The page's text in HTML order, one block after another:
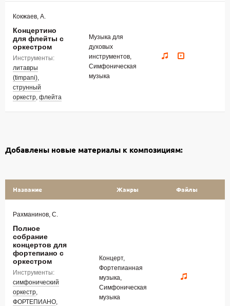
Кокжаев, А.
Концертино
для флейты с
оркестром
Инструменты:
литавры
(timpani),
струнный
оркестр, флейта
Музыка для
духовых
инструментов,
Симфоническая
музыка
Добавлены новые материалы к композициям:
Название Жанры Файлы
Рахманинов, С.
Полное
собрание
концертов для
фортепиано с
оркестром
Инструменты:
симфонический
оркестр,
ФОРТЕПИАНО,
Концерт,
Фортепианная
музыка,
Симфоническая
музыка